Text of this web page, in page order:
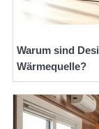
Warum sind
Wärmequelle?